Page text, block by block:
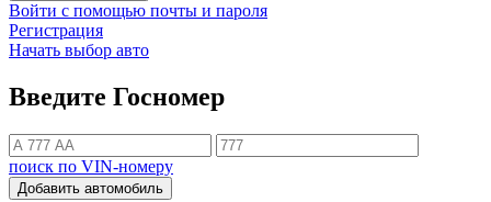
Войти с помощью почты и пароля
Регистрация
Начать выбор авто
Введите Госномер
поиск по VIN-номеру
Добавить автомобиль